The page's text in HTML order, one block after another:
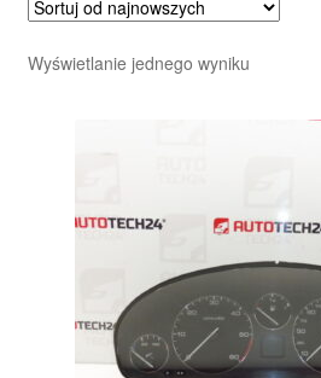
Wyświetlanie jednego wyniku